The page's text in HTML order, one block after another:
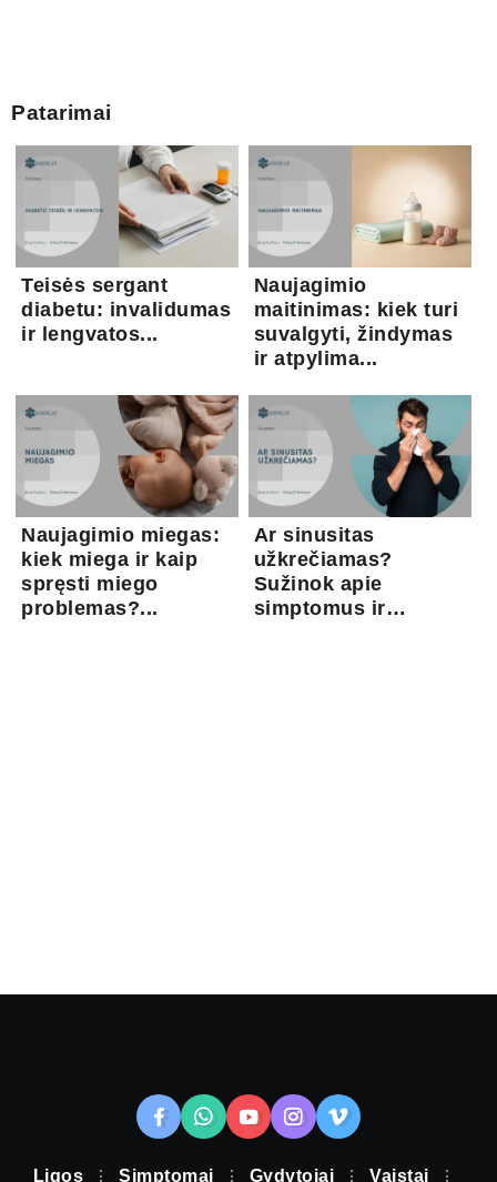
Patarimai
Teisės sergant
diabetu: invalidumas
ir lengvatos...
Naujagimio
maitinimas: kiek turi
suvalgyti, žindymas
ir atpylima...
Naujagimio miegas:
kiek miega ir kaip
spręsti miego
problemas?...
Ar sinusitas
užkrečiamas?
Sužinok apie
simptomus ir
Ligos Simptomai Gydytojai Vaistai